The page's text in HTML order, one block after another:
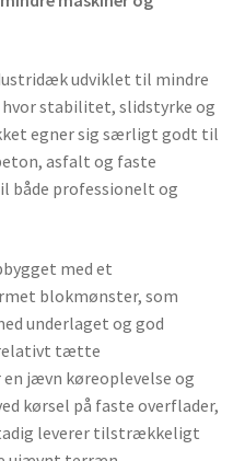
udviklet til mindre
stabilitet, slidstyrke og
egner sig særligt godt til
asfalt og faste
både professionelt og
med et
blokmønster, som
underlaget og god
tætte
jævn køreoplevelse og
kørsel på faste overflader,
leverer tilstrækkeligt